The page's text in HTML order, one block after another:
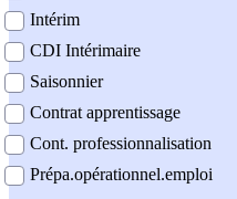
Intérim
CDI Intérimaire
Saisonnier
Contrat apprentissage
Cont. professionnalisation
Prépa.opérationnel.emploi